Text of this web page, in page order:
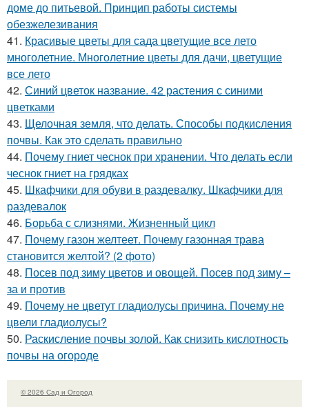
доме до питьевой. Принцип работы системы
обезжелезивания
41. Красивые цветы для сада цветущие все лето
многолетние. Многолетние цветы для дачи, цветущие
все лето
42. Синий цветок название. 42 растения с синими
цветками
43. Щелочная земля, что делать. Способы подкисления
почвы. Как это сделать правильно
44. Почему гниет чеснок при хранении. Что делать если
чеснок гниет на грядках
45. Шкафчики для обуви в раздевалку. Шкафчики для
раздевалок
46. Борьба с слизнями. Жизненный цикл
47. Почему газон желтеет. Почему газонная трава
становится желтой? (2 фото)
48. Посев под зиму цветов и овощей. Посев под зиму –
за и против
49. Почему не цветут гладиолусы причина. Почему не
цвели гладиолусы?
50. Раскисление почвы золой. Как снизить кислотность
почвы на огороде
© 2026 Сад и Огород